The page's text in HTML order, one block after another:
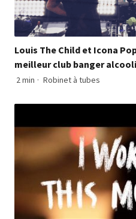
Louis The Child et Icona
meilleur club banger
2 min · Robinet à tubes